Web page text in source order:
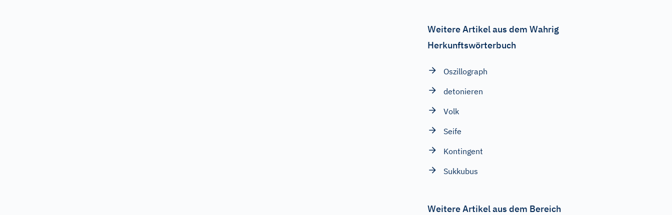
Weitere Artikel aus dem Wahrig
Herkunftswörterbuch
Oszillograph
detonieren
Volk
Seife
Kontingent
Sukkubus
Weitere Artikel aus dem Bereich